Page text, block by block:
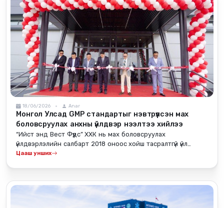
18/06/2026 Anar
Монгол Улсад GMP стандартыг нэвтрүүлсэн мах
боловсруулах анхны үйлдвэр нээлтээ хийлээ
“Ийст энд Вест Фүүдс” ХХК нь мах боловсруулах
үйлдвэрлэлийн салбарт 2018 оноос хойш тасралтгүй үйл
ажиллагаа явуулж ирсэн бөгөөд 2026 оны 6 дугаар сарын
Цааш унших